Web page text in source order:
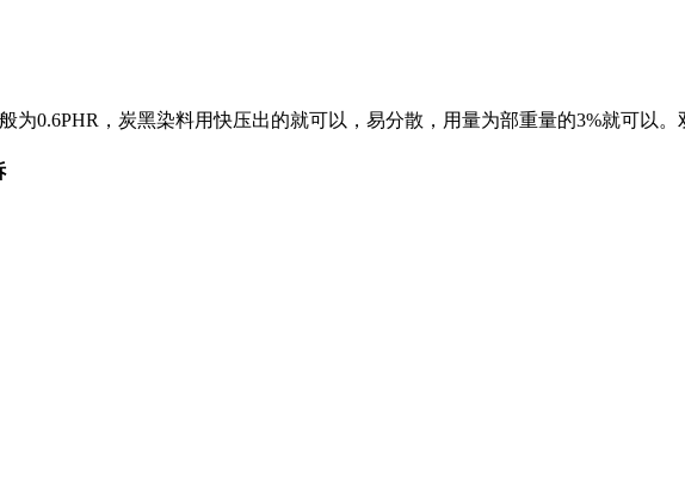
为0.6PHR，炭黑染料用快压出的就可以，易分散，用量为部重量的3%就可以。